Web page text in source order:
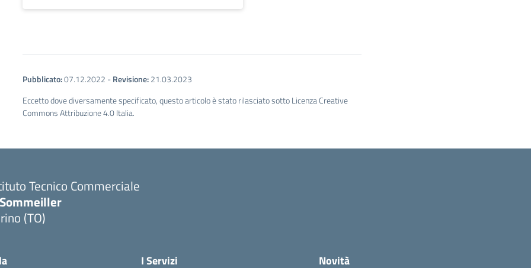
Pubblicato:07.12.2022 -Revisione:21.03.2023
Eccetto dove diversamente specificato, questo articolo è stato rilasciato sotto Licenza Creative
Commons Attribuzione 4.0 Italia.
Tecnico Commerciale
(TO)
I Servizi Novità